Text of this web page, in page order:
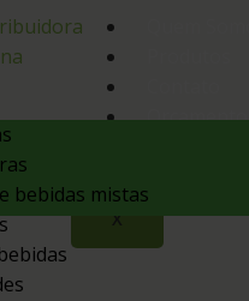
Orçamento
X
bebidas mistas